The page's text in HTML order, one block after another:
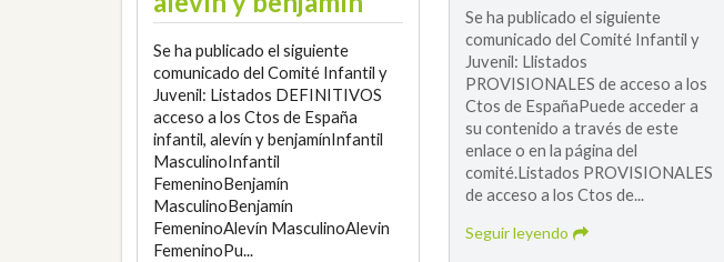
Se ha publicado el siguiente
comunicado del Comité Infantil y
Juvenil: Listados DEFINITIVOS
acceso a los Ctos de España
infantil, alevín y benjamínInfantil
MasculinoInfantil
FemeninoBenjamín
MasculinoBenjamín
FemeninoAlevín MasculinoAlevin
FemeninoPu...
Se ha publicado el siguiente
comunicado del Comité Infantil y
Juvenil: Llistados
PROVISIONALES de acceso a los
Ctos de EspañaPuede acceder a
su contenido a través de este
enlace o en la página del
comité.Listados PROVISIONALES
de acceso a los Ctos de...
Seguir leyendo